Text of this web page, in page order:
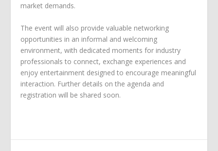
market demands.
The event will also provide valuable networking
opportunities in an informal and welcoming
environment, with dedicated moments for industry
professionals to connect, exchange experiences and
enjoy entertainment designed to encourage meaningful
interaction. Further details on the agenda and
registration will be shared soon.